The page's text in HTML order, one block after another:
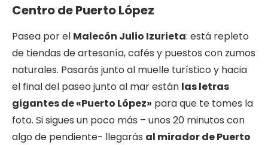
Centro de Puerto López
Pasea por el Malecón Julio Izurieta: está repleto
de tiendas de artesanía, cafés y puestos con zumos
naturales. Pasarás junto al muelle turístico y hacia
el final del paseo junto al mar están las letras
gigantes de «Puerto López» para que te tomes la
foto. Si sigues un poco más – unos 20 minutos con
algo de pendiente- llegarás al mirador de Puerto